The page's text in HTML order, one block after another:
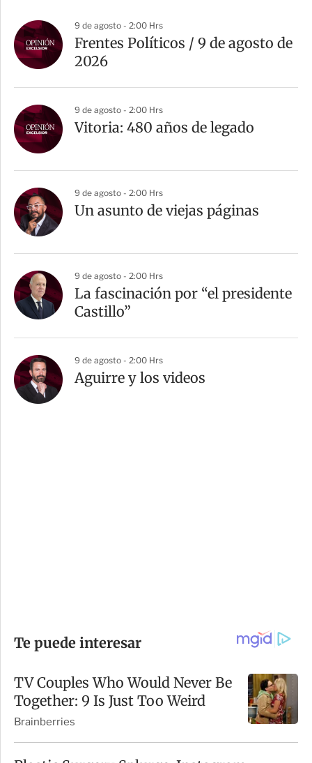
9 de agosto - 2:00 Hrs
Frentes Políticos / 9 de agosto de
2026
9 de agosto - 2:00 Hrs
Vitoria: 480 años de legado
9 de agosto - 2:00 Hrs
Un asunto de viejas páginas
9 de agosto - 2:00 Hrs
La fascinación por “el presidente
Castillo”
9 de agosto - 2:00 Hrs
Aguirre y los videos